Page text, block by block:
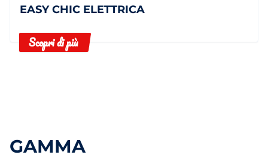
EASY CHIC ELETTRICA
Scopri di più
GAMMA